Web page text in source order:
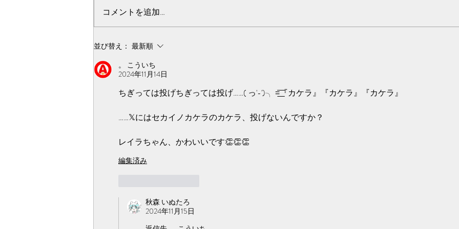
がおうちに帰っていきました🧸
今週はいろいろ動き始めますね🍀
*゜ キャストオーディションは明
後日で締切です👏 そして今月末
します✨...
工程
コメントを追加…
並び替え： 最新順
。 こういち
2024年11月14日
ちぎっては投げちぎっては投げ……( っ'-')╮ =͟͟͞͞『カケラ』『カケラ』『カケラ』
……𝕏にはセカイノカケラのカケラ、投げないんですか？
レイラちゃん、かわいいです👏👏👏
編集済み
秋森 いぬたろ
2024年11月15日